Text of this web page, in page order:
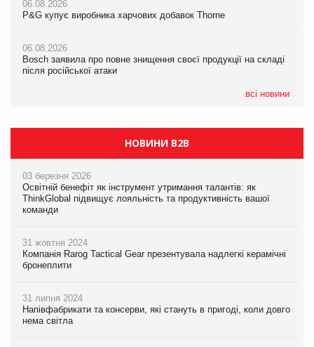
06.08.2026
P&G купує виробника харчових добавок Thorne
06.08.2026
Bosch заявила про повне знищення своєї продукції на складі
після російської атаки
всі новини
новинки від ТМ ТОКЕРИ
Сергій Лісунов про заморожені хлібобулочні вироби на
06.08.2026
P&G купує виробника харчових добавок Thorne
06.08.2026
Bosch заявила про повне знищення своєї продукції на складі
після російської атаки
НОВИНИ B2B
03 березня 2026
Освітній бенефіт як інструмент утримання талантів: як
ThinkGlobal підвищує лояльність та продуктивність вашої
команди
31 жовтня 2024
Компанія Rarog Tactical Gear презентувала надлегкі керамічні
бронеплити
31 липня 2024
Напівфабрикати та консерви, які стануть в пригоді, коли довго
нема світла